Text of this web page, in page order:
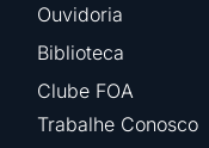
Ouvidoria
Biblioteca
Clube FOA
Trabalhe Conosco